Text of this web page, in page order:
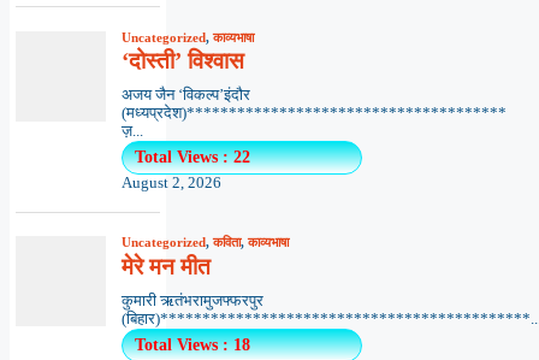
Uncategorized,काव्यभाषा
‘दोस्ती’ विश्वास
अजय जैन ‘विकल्प’इंदौर
(मध्यप्रदेश)**************************************
ज़...
Total Views : 22
August 2, 2026
Uncategorized,कविता,काव्यभाषा
मेरे मन मीत
कुमारी ऋतंभरामुजफ्फरपुर
Total Views : 18